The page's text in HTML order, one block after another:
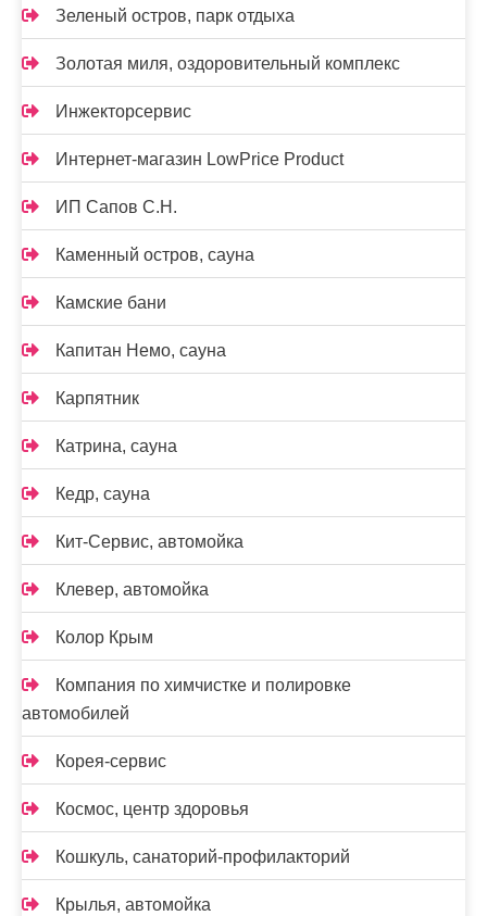
Зеленый остров, парк отдыха
Золотая миля, оздоровительный комплекс
Инжекторсервис
Интернет-магазин LowPrice Product
ИП Сапов С.Н.
Каменный остров, сауна
Камские бани
Капитан Немо, сауна
Карпятник
Катрина, сауна
Кедр, сауна
Кит-Сервис, автомойка
Клевер, автомойка
Колор Крым
Компания по химчистке и полировке
автомобилей
Корея-сервис
Космос, центр здоровья
Кошкуль, санаторий-профилакторий
Крылья, автомойка